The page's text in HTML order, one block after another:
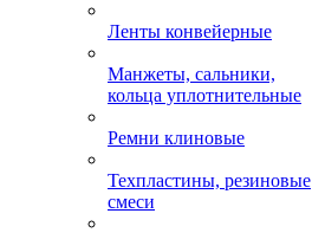
Ленты конвейерные
Манжеты, сальники,
кольца уплотнительные
Ремни клиновые
Техпластины, резиновые
смеси